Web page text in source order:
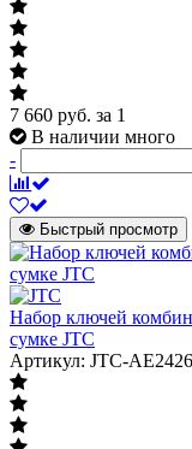
7 660 руб. за 1
В наличии много
-
Быстрый просмотр
Набор ключей
сумке JTC
Артикул: JTC-